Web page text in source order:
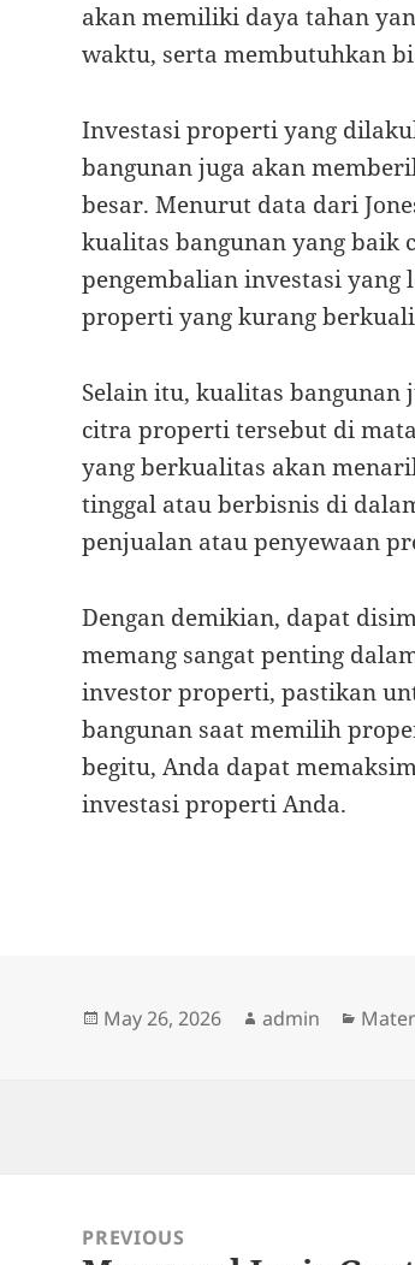
akan memiliki daya tahan
waktu, serta membutuhkan
Investasi properti yang
bangunan juga akan
besar. Menurut data dari
kualitas bangunan yang baik
pengembalian investasi
properti yang kurang
Selain itu, kualitas bangunan
citra properti tersebut di
yang berkualitas akan
tinggal atau berbisnis di
penjualan atau penyewaan
Dengan demikian, dapat
memang sangat penting
investor properti, pastikan
bangunan saat memilih
begitu, Anda dapat
investasi properti Anda.
Posted
May 26, 2026 Author
admin
navigationPREVIOUS